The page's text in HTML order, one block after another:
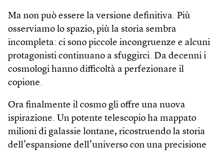
Ma non può essere la versione definitiva. Più
osserviamo lo spazio, più la storia sembra
incompleta: ci sono piccole incongruenze e alcuni
protagonisti continuano a sfuggirci. Da decenni i
cosmologi hanno difficoltà a perfezionare il
copione.
Ora finalmente il cosmo gli offre una nuova
ispirazione. Un potente telescopio ha mappato
milioni di galassie lontane, ricostruendo la storia
dell’espansione dell’universo con una precisione